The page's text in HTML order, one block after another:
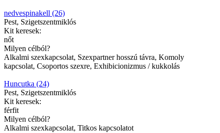
nedvespinakell (26)
Pest, Szigetszentmiklós
Kit keresek:
nőt
Milyen célból?
Alkalmi szexkapcsolat, Szexpartner hosszú távra, Komoly
kapcsolat, Csoportos szexre, Exhibicionizmus / kukkolás
Huncutka (24)
Pest, Szigetszentmiklós
Kit keresek:
férfit
Milyen célból?
Alkalmi szexkapcsolat, Titkos kapcsolatot